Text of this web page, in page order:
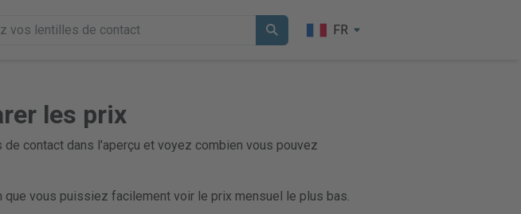
FR
les prix
contact dans l'aperçu et voyez combien vous pouvez
vous puissiez facilement voir le prix mensuel le plus bas.